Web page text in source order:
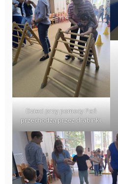
Dzieci przy pomocy Pań
przechodzą przez drabinki.